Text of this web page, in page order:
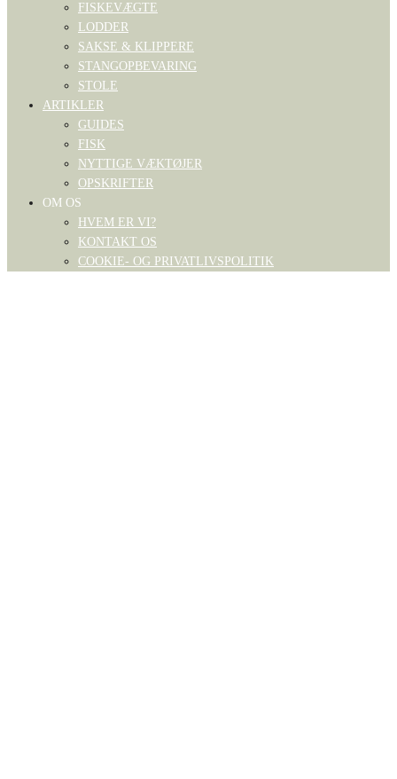
FISKEVÆGTE
LODDER
SAKSE & KLIPPERE
STANGOPBEVARING
STOLE
ARTIKLER
GUIDES
FISK
NYTTIGE VÆKTØJER
OPSKRIFTER
OM OS
HVEM ER VI?
KONTAKT OS
COOKIE- OG PRIVATLIVSPOLITIK